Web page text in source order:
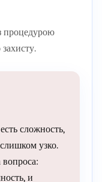
процедурою
сложность,
узко.
и